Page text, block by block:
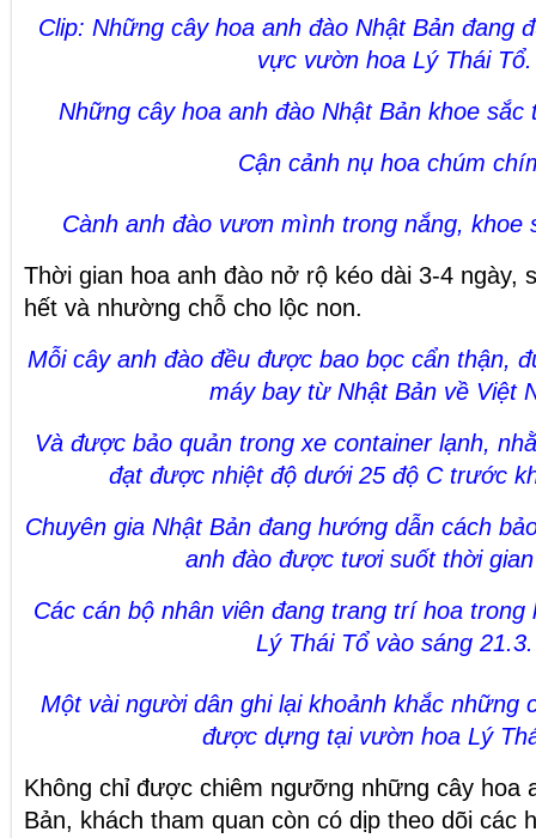
Clip: Những cây hoa anh đào Nhật Bản đang
vực vườn hoa Lý Thái Tổ.
Những cây hoa anh đào Nhật Bản khoe sắc
Cận cảnh nụ hoa chúm
Cành anh đào vươn mình trong nắng, khoe
Thời gian hoa anh đào nở rộ kéo dài 3-4 ngày,
hết và nhường chỗ cho lộc non.
Mỗi cây anh đào đều được bao bọc cẩn thận,
máy bay từ Nhật Bản về Việt
Và được bảo quản trong xe container lạnh,
đạt được nhiệt độ dưới 25 độ C trước
Chuyên gia Nhật Bản đang hướng dẫn cách
anh đào được tươi suốt thời
Các cán bộ nhân viên đang trang trí hoa
Lý Thái Tổ vào sáng 21.3.
Một vài người dân ghi lại khoảnh khắc những
được dựng tại vườn hoa Lý
Không chỉ được chiêm ngưỡng những cây hoa
Bản, khách tham quan còn có dịp theo dõi các